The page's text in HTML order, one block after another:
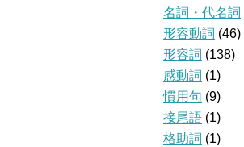
名詞・代名詞
形容動詞 (46)
形容詞 (138)
感動詞 (1)
慣用句 (9)
接尾語 (1)
格助詞 (1)